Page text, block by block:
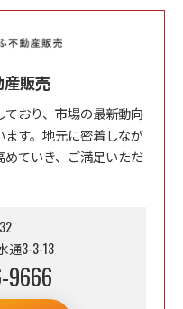
販売
おり、市場の最新動向
す。地元に密着しなが
ていき、ご満足いただ
通3-3-13
9666